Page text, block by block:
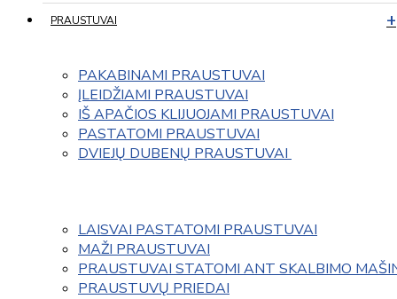
PRAUSTUVAI
PAKABINAMI PRAUSTUVAI
ĮLEIDŽIAMI PRAUSTUVAI
IŠ APAČIOS KLIJUOJAMI PRAUSTUVAI
PASTATOMI PRAUSTUVAI
DVIEJŲ DUBENŲ PRAUSTUVAI
LAISVAI PASTATOMI PRAUSTUVAI
MAŽI PRAUSTUVAI
PRAUSTUVAI STATOMI ANT SKALBIMO
PRAUSTUVŲ PRIEDAI